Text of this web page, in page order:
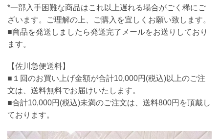
*一部入手困難な商品はこれ以上遅れる場合がごく稀にご
ざいます。ご理解の上、ご購入を宜しくお願い致します。
■商品を発送しましたら発送完了メールをお送りしており
ます。
【佐川急便送料】
■１回のお買い上げ金額が合計10,000円(税込)以上のご注
文は、送料無料でお届けいたします。
■合計10,000円(税込)未満のご注文は、送料800円を頂戴し
ております。